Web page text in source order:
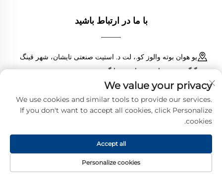
با ما در ارتباط باشید
یو هوان بوته والوز کو.، لت د. استیت صنعتی تایشان، شهر قینگ
گنگ، شهرستان یو هوان، زجیانگ، چین
[email protected]
خصوصی
We value your privacy
We use cookies and similar tools to provide our services.
If you don't want to accept all cookies, click Personalize
cookies.
Personalize cookies
Accept all